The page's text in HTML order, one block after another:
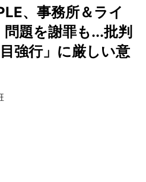
、事務所＆ライ
題を謝罪も...批判
強行」に厳しい意